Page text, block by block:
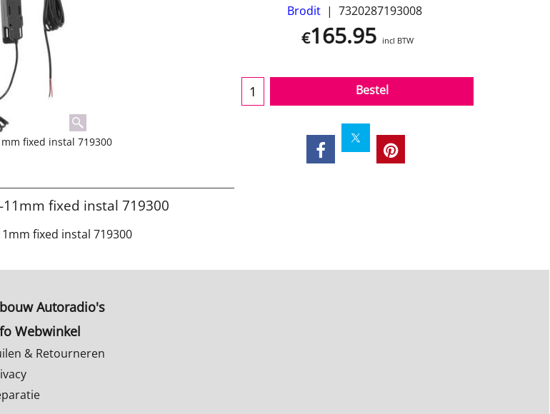
fixed instal 719300
Brodit 7320287193008
€165.95 incl BTW
Bestel
fixed instal 719300
fixed instal 719300
Autoradio's
Webwinkel
& Retourneren